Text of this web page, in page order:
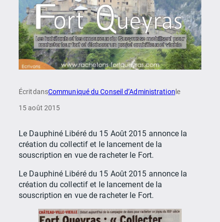
ÉcritdansCommuniqué du Conseil d’Administration le
15 août 2015
Le Dauphiné Libéré du 15 Août 2015 annonce la
création du collectif et le lancement de la
souscription en vue de racheter le Fort.
Le Dauphiné Libéré du 15 Août 2015 annonce la
création du collectif et le lancement de la
souscription en vue de racheter le Fort.